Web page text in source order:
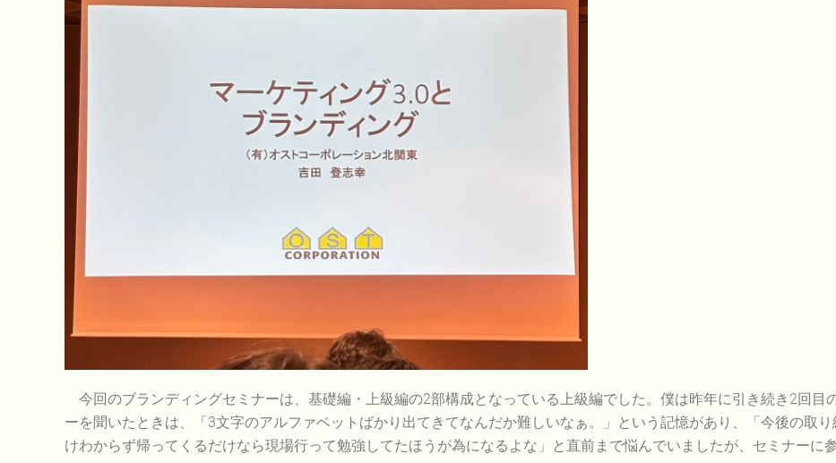
今回のブランディングセミナーは、基礎編・上級編の2部構成となっている上級編でした。僕は昨年に引き続き2回目
ーを聞いたときは、「3文字のアルファベットばかり出てきてなんだか難しいなぁ。」という記憶があり、「今後の取
けわからず帰ってくるだけなら現場行って勉強してたほうが為になるよな」と直前まで悩んでいましたが、セミナーに